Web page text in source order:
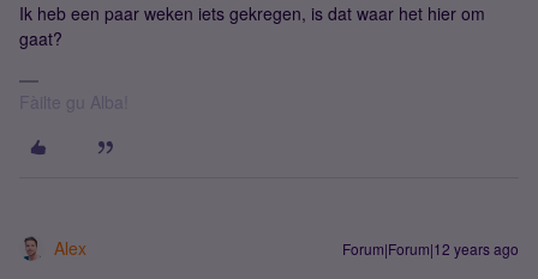
Ik heb een paar weken iets gekregen, is dat waar het hier om
gaat?
Fàilte gu Alba!
Alex Forum|Forum|12 years ago